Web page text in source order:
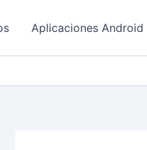
Aplicaciones Android